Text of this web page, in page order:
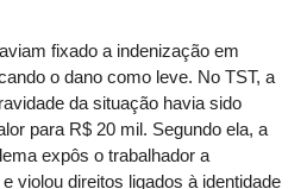
passados
fixado a indenização em
o dano como leve. No TST, a
da situação havia sido
para R$ 20 mil. Segundo ela, a
expôs o trabalhador a
violou direitos ligados à identidade